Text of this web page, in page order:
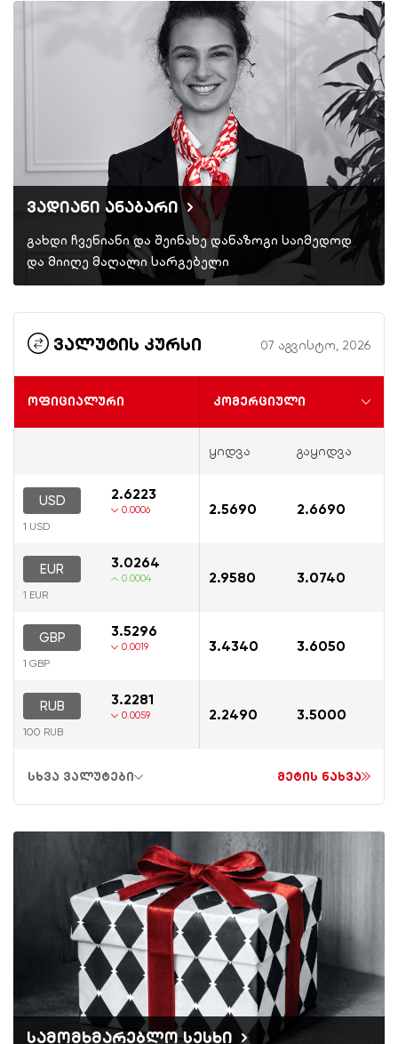
ვადიანი ანაბარი
გახდი ჩვენიანი და შეინახე დანაზოგი საიმედოდ
და მიიღე მაღალი სარგებელი
ვალუტის კურსი 07 აგვისტო, 2026
ოფიციალური კომერციული
ყიდვა გაყიდვა
USD 2.6223
0.0006
1 USD
2.5690 2.6690
EUR 3.0264
0.0004
1 EUR
2.9580 3.0740
GBP 3.5296
0.0019
1 GBP
3.4340 3.6050
RUB 3.2281
0.0059
100 RUB
2.2490 3.5000
სხვა ვალუტები მეტის ნახვა
სამომხმარებლო სესხი